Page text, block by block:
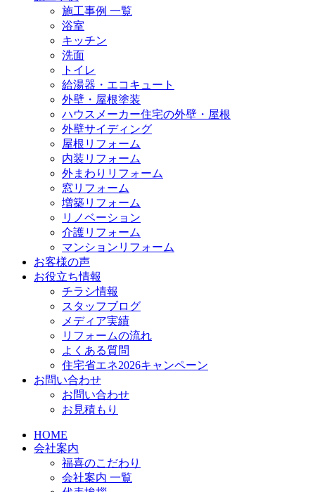
施工事例 一覧
浴室
キッチン
洗面
トイレ
給湯器・エコキュート
外壁・屋根塗装
ハウスメーカー住宅の外壁・屋根
外壁サイディング
屋根リフォーム
内装リフォーム
外まわりリフォーム
窓リフォーム
増築リフォーム
リノベーション
介護リフォーム
マンションリフォーム
お客様の声
お役立ち情報
チラシ情報
スタッフブログ
メディア実績
リフォームの流れ
よくある質問
住宅省エネ2026キャンペーン
お問い合わせ
お問い合わせ
お見積もり
HOME
会社案内
福喜のこだわり
会社案内 一覧